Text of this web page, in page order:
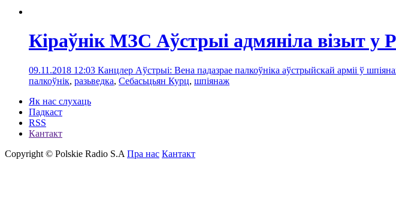
Кіраўнік МЗС Аўстрыі адмяніла візыт у
09.11.2018 12:03 Канцлер Аўстрыі: Вена падазрае палкоўніка аўстрыйскай арміі ў
палкоўнік, разьведка, Себасьцьян Курц, шпіянаж
Як нас слухаць
Падкаст
RSS
Кантакт
Copyright © Polskie Radio S.A Пра нас Кантакт